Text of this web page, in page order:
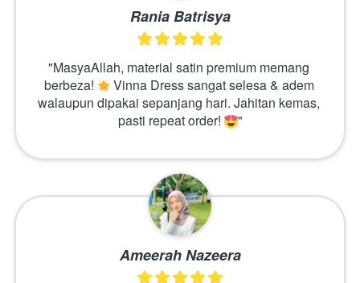
Rania Batrisya
"MasyaAllah, material satin premium memang
berbeza!
Vinna Dress sangat selesa & adem
walaupun dipakai sepanjang hari. Jahitan kemas,
pasti repeat order!
"
Ameerah Nazeera